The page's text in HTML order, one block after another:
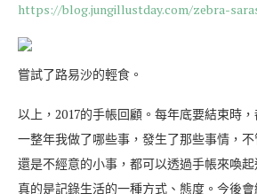
https://blog.jungillustday.com/zebra-
嘗試了路易沙的輕食。
以上，2017的手帳回顧。每年底要結束時
一整年我做了哪些事，發生了那些事情，不
還是不經意的小事，都可以透過手帳來喚
真的是記錄生活的一種方式、態度。今後會